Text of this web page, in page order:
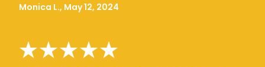
Monica L., May 12, 2024